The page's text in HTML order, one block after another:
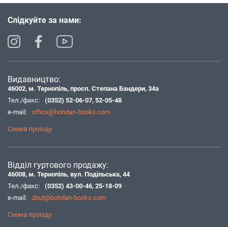
Слідкуйте за нами:
Видавництво:
46002, м. Тернопіль, просп. Степана Бандери, 34а
Тел./факс:
(0352) 52-06-07, 52-05-48
e-mail:
office@bohdan-books.com
Схема проїзду
Відділ гуртового продажу:
46008, м. Тернопіль, вул. Подільська, 44
Тел./факс:
(0352) 43-00-46, 25-18-09
e-mail:
zbut@bohdan-books.com
Схема проїзду